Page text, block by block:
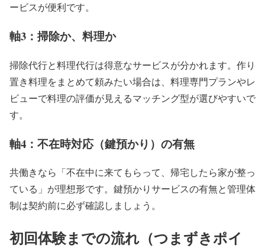
ービスが便利です。
軸3：掃除か、料理か
掃除代行と料理代行は得意なサービスが分かれます。作り
置き料理をまとめて頼みたい場合は、料理専門プランやレ
ビューで料理の評価が見えるマッチング型が選びやすいで
す。
軸4：不在時対応（鍵預かり）の有無
共働きなら「不在中に来てもらって、帰宅したら家が整っ
ている」が理想形です。鍵預かりサービスの有無と管理体
制は契約前に必ず確認しましょう。
初回体験までの流れ（つまずきポイ